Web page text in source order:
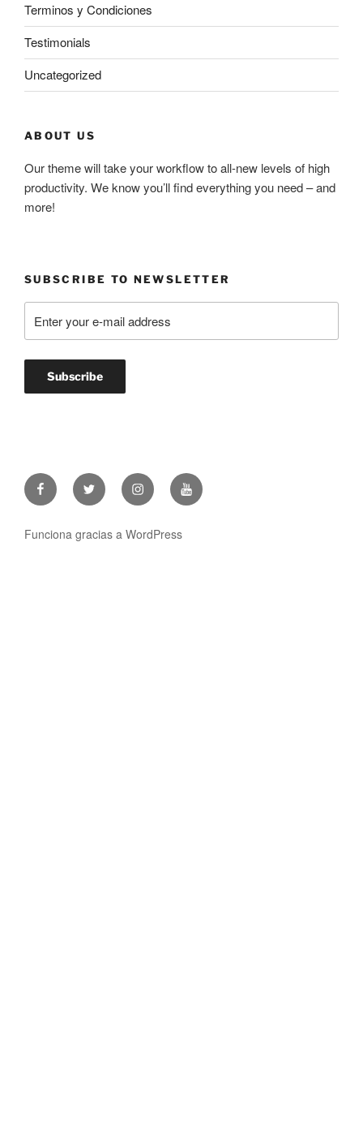
Terminos y Condiciones
Testimonials
Uncategorized
ABOUT US
Our theme will take your workflow to all-new levels of high
productivity. We know you’ll find everything you need – and
more!
SUBSCRIBE TO NEWSLETTER
FacebookTwitter InstagramYoutube
Funciona gracias a WordPress